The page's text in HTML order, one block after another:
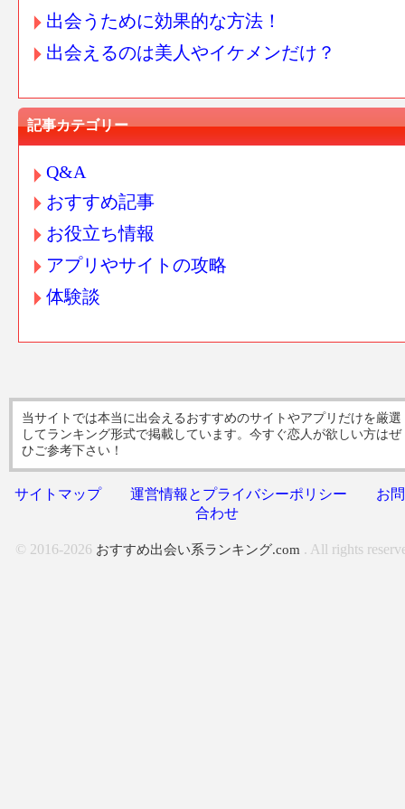
出会うために効果的な方法！
出会えるのは美人やイケメンだけ？
記事カテゴリー
Q&A
おすすめ記事
お役立ち情報
アプリやサイトの攻略
体験談
当サイトでは本当に出会えるおすすめのサイトやアプリだけを厳選
してランキング形式で掲載しています。今すぐ恋人が欲しい方はぜ
ひご参考下さい！
サイトマップ 運営情報とプライバシーポリシー
お
合わせ
© 2016-2026 おすすめ出会い系ランキング.com . All rights